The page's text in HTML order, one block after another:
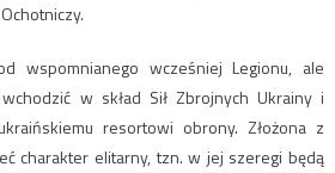
wspomnianego wcześniej Legionu, ale
w skład Sił Zbrojnych Ukrainy i
resortowi obrony. Złożona z
charakter elitarny, tzn. w jej szeregi będą